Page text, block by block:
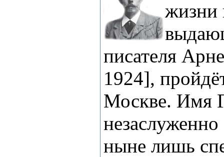
жизни
писателя
1924],
Москве. Имя
незаслуженно
ныне лишь